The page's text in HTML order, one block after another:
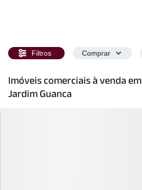
Filtros Comprar
Imóveis comerciais à venda em
Jardim Guanca